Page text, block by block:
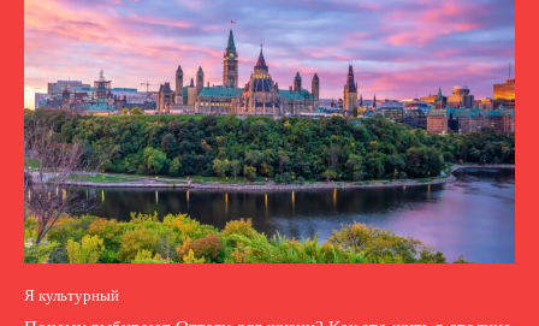
Я культурный